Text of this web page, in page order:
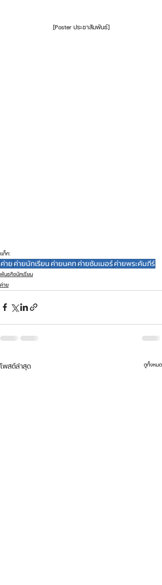
[Poster ประชาสัมพันธ์]
แท็ก:
ค่ายค่ายนักเรียนค่ายนคทค่ายซัมเมอร์ค่ายพระคัมภีร์
พันธกิจนักเรียน
ค่าย
โพสต์ล่าสุด ดูทั้งหมด